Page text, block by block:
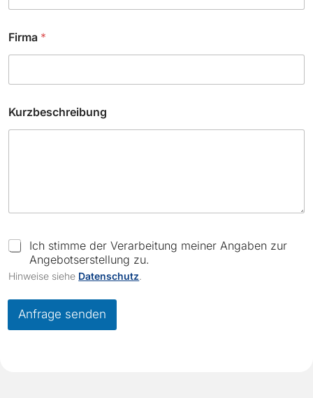
Firma *
Kurzbeschreibung
K
u
r
z
b
C
h
e
c
k
Ich stimme der Verarbeitung meiner Angaben zur
Angebotserstellung zu.
Hinweise siehe Datenschutz
Anfrage senden